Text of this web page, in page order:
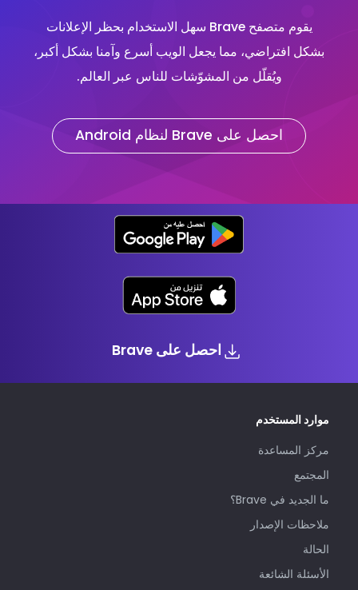
يقوم متصفح Brave سهل الاستخدام بحظر الإعلانات
بشكل افتراضي، مما يجعل الويب أسرع وآمنا بشكل أكبر،
ويُقلّل من المشوّشات للناس عبر العالم.
احصل على Brave لنظام Android
احصل على Brave
موارد المستخدم
مركز المساعدة
المجتمع
ما الجديد في Brave؟
ملاحظات الإصدار
الحالة
الأسئلة الشائعة